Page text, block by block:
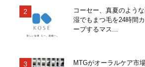
コーセー、真夏のよう
湿でもまつ毛を24時間
ープするマス...
MTGがオーラルケア市